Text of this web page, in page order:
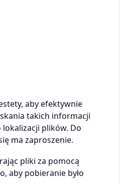
aby efektywnie
takich informacji
plików. Do
ma zaproszenie.
pliki za pomocą
aby pobieranie było